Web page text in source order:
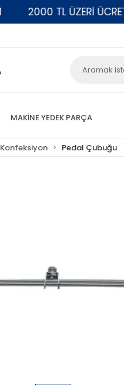
2000 TL ÜZERİ
MAKİNE YEDEK PARÇA
Konfeksiyon Pedal Çubuğu